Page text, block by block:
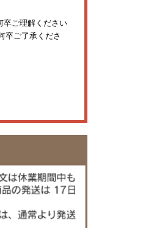
卒ご理解ください
卒ご了承くださ